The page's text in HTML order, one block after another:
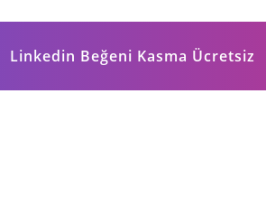
Linkedin Beğeni Kasma Ücretsiz